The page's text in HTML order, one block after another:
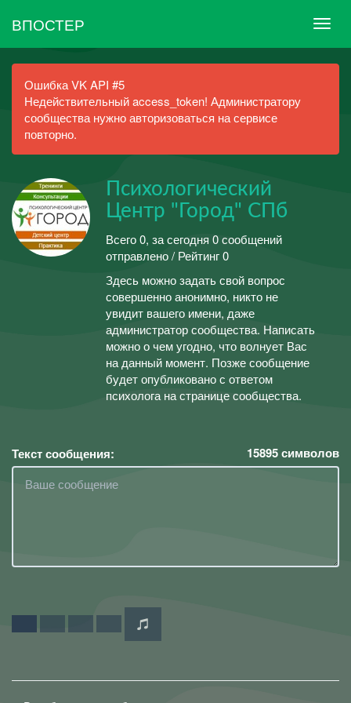
ВПОСТЕР
Ошибка VK API #5
Недействительный access_token! Администратору
сообщества нужно авторизоваться на сервисе
повторно.
Психологический
Центр "Город" СПб
Всего 0, за сегодня 0 сообщений
отправлено / Рейтинг 0
Здесь можно задать свой вопрос
совершенно анонимно, никто не
увидит вашего имени, даже
администратор сообщества. Написать
можно о чем угодно, что волнует Вас
на данный момент. Позже сообщение
будет опубликовано с ответом
психолога на странице сообщества.
Текст сообщения: 15895символов